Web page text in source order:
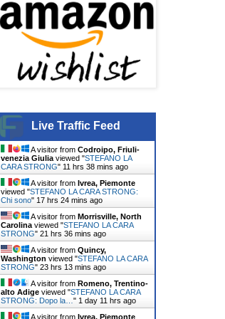
Live Traffic Feed
A visitor from Codroipo, Friuli-
venezia Giulia viewed "STEFANO LA
CARA STRONG" 11 hrs 38 mins ago
A visitor from Ivrea, Piemonte
viewed "STEFANO LA CARA STRONG:
Chi sono" 17 hrs 24 mins ago
A visitor from Morrisville, North
Carolina viewed "STEFANO LA CARA
STRONG" 21 hrs 36 mins ago
A visitor from Quincy,
Washington viewed "STEFANO LA CARA
STRONG" 23 hrs 13 mins ago
A visitor from Romeno, Trentino-
alto Adige viewed "STEFANO LA CARA
STRONG: Dopo la… " 1 day 11 hrs ago
A visitor from Ivrea, Piemonte